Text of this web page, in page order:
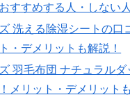
すすめする人・しない
洗える除湿シートの口
・デメリットも解説！
羽毛布団 ナチュラルダ
メリット・デメリット